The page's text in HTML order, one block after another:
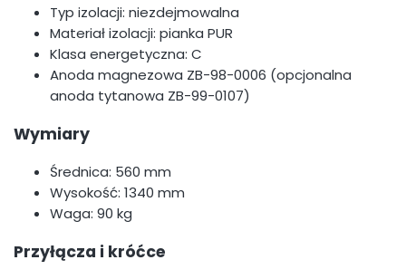
Typ izolacji: niezdejmowalna
Materiał izolacji: pianka PUR
Klasa energetyczna: C
Anoda magnezowa ZB-98-0006 (opcjonalna
anoda tytanowa ZB-99-0107)
Wymiary
Średnica: 560 mm
Wysokość: 1340 mm
Waga: 90 kg
Przyłącza i króćce